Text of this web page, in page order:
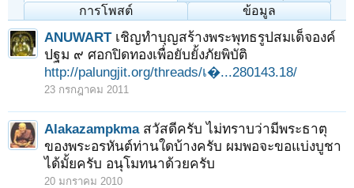
การโพสต์
ข้อมูล
ANUWART เชิญทำบุญสร้างพระพุทธรูปสมเด็จองค์
ปฐม ๙ ศอกปิดทองเพื่อยับยั้งภัยพิบัติ
http://palungjit.org/threads/เ�...280143.18/
23 กรกฎาคม 2011
Alakazampkma สวัสดีครับ ไม่ทราบว่ามีพระธาตุ
ของพระอรหันต์ท่านใดบ้างครับ ผมพอจะขอแบ่งบูชา
ได้มั้ยครับ อนุโมทนาด้วยครับ
20 มกราคม 2010